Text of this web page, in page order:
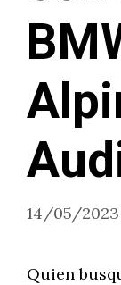
14/05/2023
Quien